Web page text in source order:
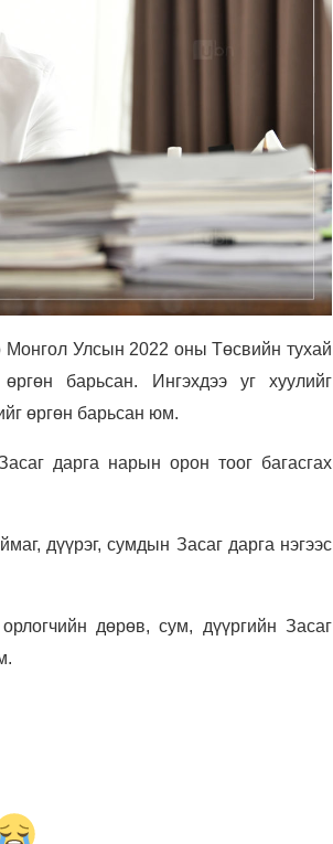
Монгол Улсын 2022 оны Төсвийн тухай
барьсан. Ингэхдээ уг хуулийг
өргөн барьсан юм.
дарга нарын орон тоог багасгах
дүүрэг, сумдын Засаг дарга нэгээс
дөрөв, сум, дүүргийн Засаг